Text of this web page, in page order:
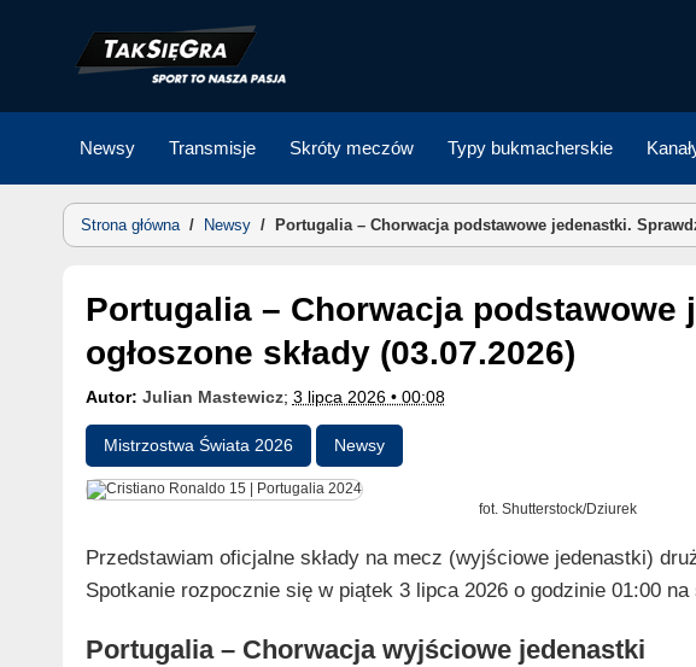
Newsy Transmisje Skróty meczów Typy bukmacherskie
Strona główna/ Newsy / Portugalia – Chorwacja podstawowe jedenastki.
Portugalia – Chorwacja podstawowe jedenastki. Sprawdź
ogłoszone składy (03.07.2026)
Autor: Julian Mastewicz; 3 lipca 2026 • 00:08
Mistrzostwa Świata 2026 Newsy
fot. Shutterstock/Dziurek
Przedstawiam oficjalne składy na mecz (wyjściowe jedenastki)
Spotkanie rozpocznie się w piątek 3 lipca 2026 o godzinie 01:00
Portugalia – Chorwacja wyjściowe jedenastki